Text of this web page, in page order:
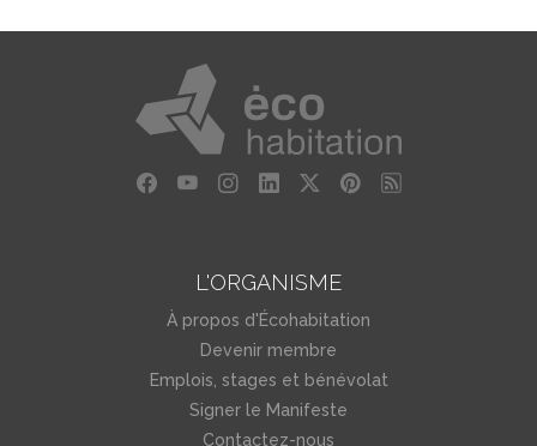
L'ORGANISME
À propos d'Écohabitation
Devenir membre
Emplois, stages et bénévolat
Signer le Manifeste
Contactez-nous